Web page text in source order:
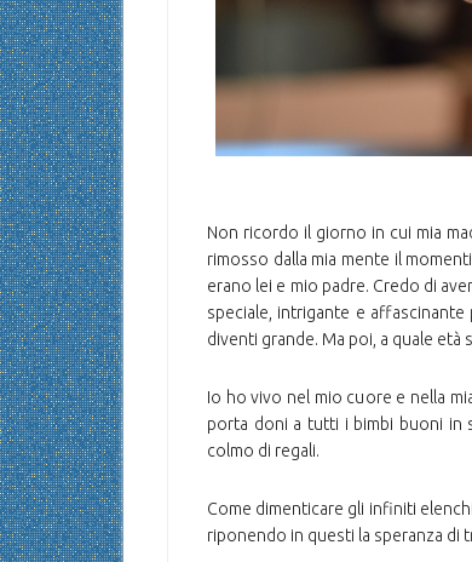
Non ricordo il giorno in cui mia
rimosso dalla mia mente il
erano lei e mio padre. Credo di
speciale, intrigante e
diventi grande. Ma poi, a quale età
Io ho vivo nel mio cuore e nella
porta doni a tutti i bimbi buoni in
colmo di regali.
Come dimenticare gli infiniti
riponendo in questi la speranza